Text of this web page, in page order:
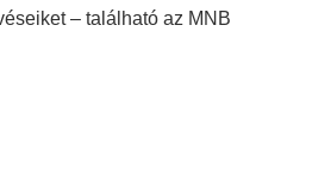
– található az MNB